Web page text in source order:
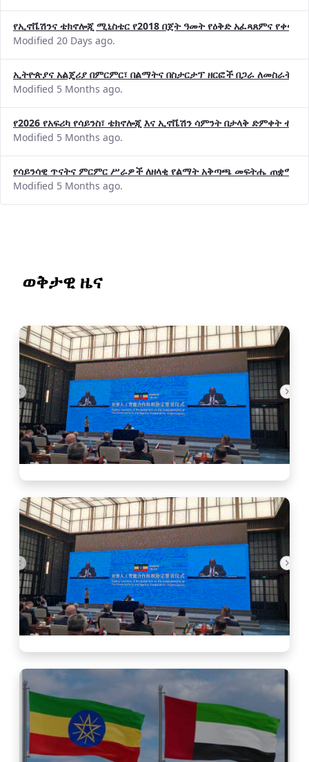
የኢኖቬሽንና ቴክኖሎጂ ሚኒስቴር የ2018 በጀት ዓመት የዕቅድ አፈጻጸምና
Modified 20 Days ago.
ኢትዮጵያና አልጄሪያ በምርምር፣ በልማትና በስታርታፕ ዘርፎች በጋራ ለመስራት
Modified 5 Months ago.
የ2026 የአፍሪካ የሳይንስ፣ ቴክኖሎጂ እና ኢኖቬሽን ሳምንት በታላቅ ድምቀት
Modified 5 Months ago.
የሳይንሳዊ ጥናትና ምርምር ሥራዎች ለዘላቂ የልማት አቅጣጫ መፍትሔ ጠቋሚ
Modified 5 Months ago.
ወቅታዊ ዜና